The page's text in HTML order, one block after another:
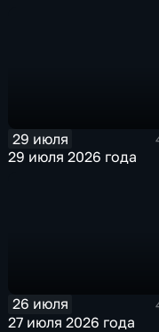
29 июля
29 июля 2026 года
26 июля
27 июля 2026 года